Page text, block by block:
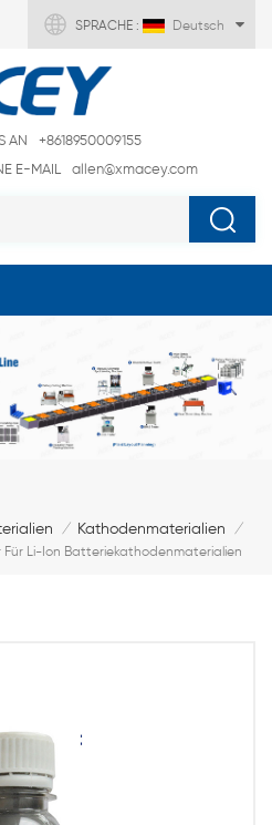
SPRACHE : Deutsch
AN
+8618950009155
E-MAIL
allen@xmacey.com
/ Kathodenmaterialien
/
Für Li-Ion Batteriekathodenmaterialien